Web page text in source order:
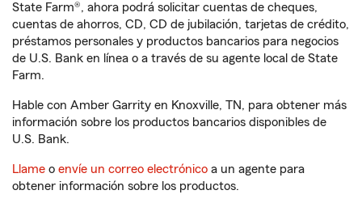
State Farm®, ahora podrá solicitar cuentas de cheques,
cuentas de ahorros, CD, CD de jubilación, tarjetas de crédito,
préstamos personales y productos bancarios para negocios
de U.S. Bank en línea o a través de su agente local de State
Farm.
Hable con Amber Garrity en Knoxville, TN, para obtener más
información sobre los productos bancarios disponibles de
U.S. Bank.
Llame o envíe un correo electrónico a un agente para
obtener información sobre los productos.